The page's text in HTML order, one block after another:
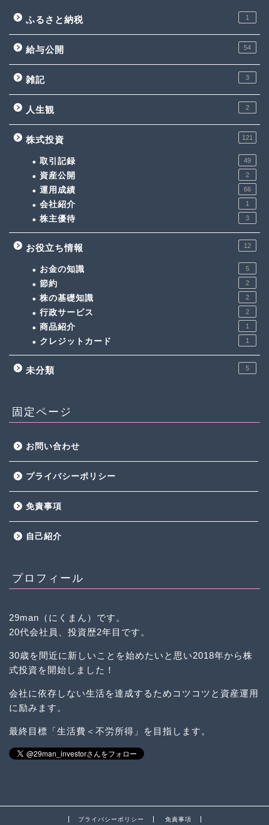
ふるさと納税 1
給与公開 54
雑記 3
人生観 2
株式投資 121
取引記録 49
資産公開 2
運用成績 66
会社紹介 1
株主優待 3
お役立ち情報 12
お金の知識 5
節約 2
株の基礎知識 2
行政サービス 2
商品紹介 1
クレジットカード 1
未分類 5
固定ページ
お問い合わせ
プライバシーポリシー
免責事項
自己紹介
プロフィール
29man（にくまん）です。
20代会社員、投資歴2年目です。
30歳を間近に新しいことを始めたいと思い2018年から株
式投資を開始しました！
会社に依存しない生活を達成するためコツコツと資産運用
に励みます。
最終目標「生活費＜不労所得」を目指します。
プライバシーポリシー 免責事項